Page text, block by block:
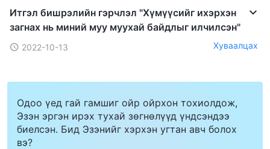
Итгэл бишрэлийн гэрчлэл "Хүмүүсийг ихэрхэн
загнах нь миний муу муухай байдлыг илчилсэн"
2022-10-13 Хуваалцах
Одоо үед гай гамшиг ойр ойрхон тохиолдож,
Эзэн эргэн ирэх тухай зөгнөлүүд үндсэндээ
биелсэн. Бид Эзэнийг хэрхэн угтан авч болох
вэ?